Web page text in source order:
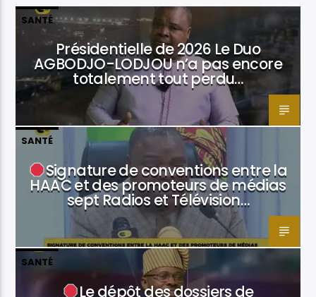
SANTÉ
Présidentielle de 2026 Le Duo
AGBODJO-LODJOU n’a pas encore
totalement tout perdu…
SANTÉ
Signature de conventions entre la
HAAC et des promoteurs de médias
sept Radios et Télévision…
SANTÉ
Le dépôt des dossiers de